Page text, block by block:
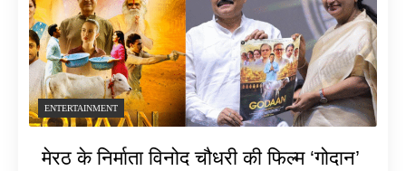
ENTERTAINMENT
मेरठ के निर्माता विनोद चौधरी की फिल्म ‘गोदान’